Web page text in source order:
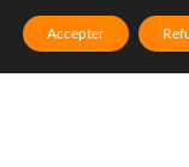
Accepter